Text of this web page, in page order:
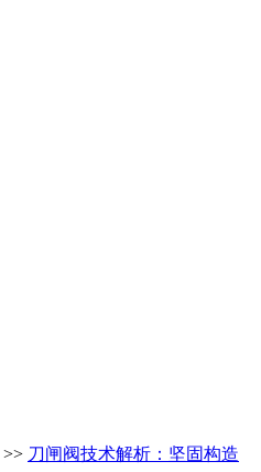
>> 刀闸阀技术解析：坚固构造